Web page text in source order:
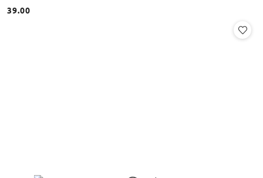
Cena:
39.00